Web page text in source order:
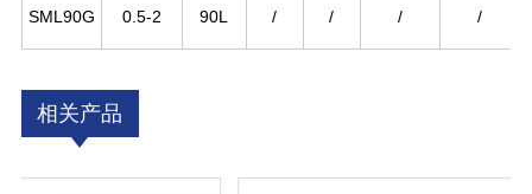
SML90G 0.5-2 90L / / / /
相关产品